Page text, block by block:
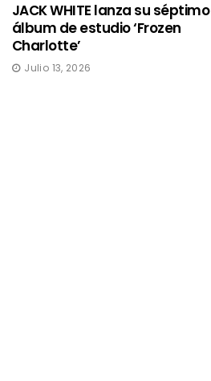
JACK WHITE lanza su séptimo
álbum de estudio ‘Frozen
Charlotte’
Julio 13, 2026